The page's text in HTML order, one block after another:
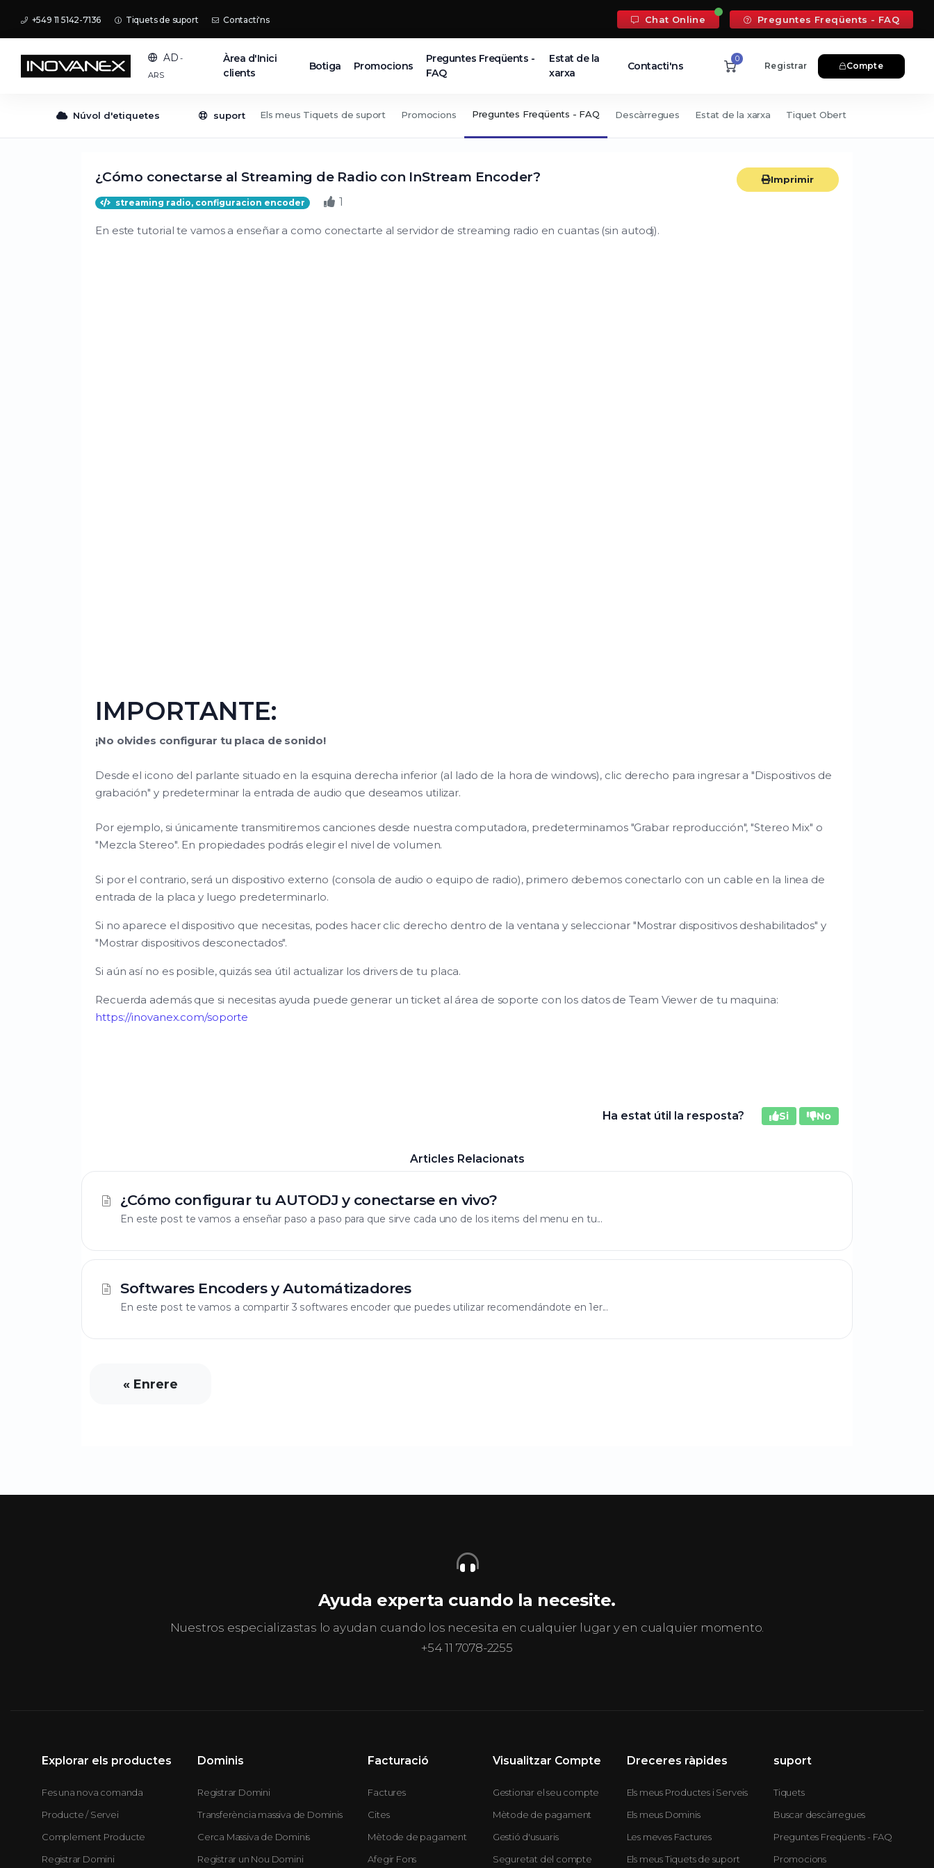
+549 11 5142-7136 Tiquets de suport Contacti'ns Chat Online Preguntes Freqüents - FAQ
AD -
ARS
Àrea d'Inici
clients
Botiga Promocions
Preguntes Freqüents -
FAQ
Estat de la
xarxa
Contacti'ns
0
Registrar Compte
Núvol d'etiquetes suport Els meus Tiquets de suport Promocions Preguntes Freqüents - FAQ Descàrregues Estat de la xarxa Tiquet Obert
¿Cómo conectarse al Streaming de Radio con InStream Encoder? Imprimir
streaming radio, configuracion encoder 1
En este tutorial te vamos a enseñar a como conectarte al servidor de streaming radio en cuantas (sin autodj).
IMPORTANTE:
¡No olvides configurar tu placa de sonido!
Desde el icono del parlante situado en la esquina derecha inferior (al lado de la hora de windows), clic derecho para ingresar a "Dispositivos de
grabación" y predeterminar la entrada de audio que deseamos utilizar.
Por ejemplo, si únicamente transmitiremos canciones desde nuestra computadora, predeterminamos "Grabar reproducción", "Stereo Mix" o
"Mezcla Stereo". En propiedades podrás elegir el nivel de volumen.
Si por el contrario, será un dispositivo externo (consola de audio o equipo de radio), primero debemos conectarlo con un cable en la linea de
entrada de la placa y luego predeterminarlo.
Si no aparece el dispositivo que necesitas, podes hacer clic derecho dentro de la ventana y seleccionar "Mostrar dispositivos deshabilitados" y
"Mostrar dispositivos desconectados".
Si aún así no es posible, quizás sea útil actualizar los drivers de tu placa.
Recuerda además que si necesitas ayuda puede generar un ticket al área de soporte con los datos de Team Viewer de tu maquina:
https://inovanex.com/soporte
Ha estat útil la resposta? Si No
Articles Relacionats
¿Cómo configurar tu AUTODJ y conectarse en vivo?
En este post te vamos a enseñar paso a paso para que sirve cada uno de los items del menu en tu...
Softwares Encoders y Automátizadores
En este post te vamos a compartir 3 softwares encoder que puedes utilizar recomendándote en 1er...
« Enrere
Ayuda experta cuando la necesite.
Nuestros especializastas lo ayudan cuando los necesita en cualquier lugar y en cualquier momento.
+54 11 7078-2255
Explorar els productes
Fes una nova comanda
Producte / Servei
Complement Producte
Registrar Domini
Dominis
Registrar Domini
Transferència massiva de Dominis
Cerca Massiva de Dominis
Registrar un Nou Domini
Facturació
Factures
Cites
Mètode de pagament
Afegir Fons
Visualitzar Compte
Gestionar el seu compte
Mètode de pagament
Gestió d'usuaris
Seguretat del compte
Dreceres ràpides
Els meus Productes i Serveis
Els meus Dominis
Les meves Factures
Els meus Tiquets de suport
suport
Tiquets
Buscar descàrregues
Preguntes Freqüents - FAQ
Promocions